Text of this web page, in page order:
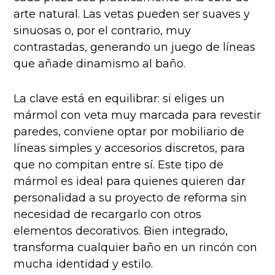
arte natural. Las vetas pueden ser suaves y
sinuosas o, por el contrario, muy
contrastadas, generando un juego de líneas
que añade dinamismo al baño.
La clave está en equilibrar: si eliges un
mármol con veta muy marcada para revestir
paredes, conviene optar por mobiliario de
líneas simples y accesorios discretos, para
que no compitan entre sí. Este tipo de
mármol es ideal para quienes quieren dar
personalidad a su proyecto de reforma sin
necesidad de recargarlo con otros
elementos decorativos. Bien integrado,
transforma cualquier baño en un rincón con
mucha identidad y estilo.